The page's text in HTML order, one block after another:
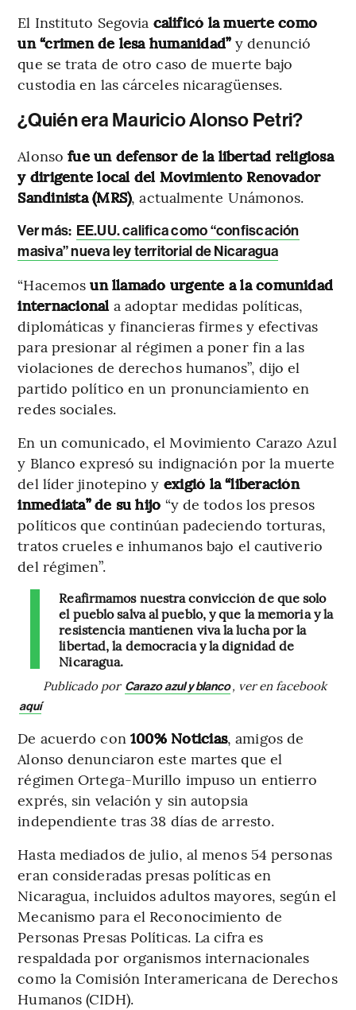
El Instituto Segovia calificó la muerte como
un “crimen de lesa humanidad” y denunció
que se trata de otro caso de muerte bajo
custodia en las cárceles nicaragüenses.
¿Quién era Mauricio Alonso Petri?
Alonso fue un defensor de la libertad religiosa
y dirigente local del Movimiento Renovador
Sandinista (MRS), actualmente Unámonos.
Ver más: EE.UU. califica como “confiscación
masiva” nueva ley territorial de Nicaragua
“Hacemosun llamado urgente a la comunidad
internacional a adoptar medidas políticas,
diplomáticas y financieras firmes y efectivas
para presionar al régimen a poner fin a las
violaciones de derechos humanos”, dijo el
partido político en un pronunciamiento en
redes sociales.
En un comunicado, el Movimiento Carazo Azul
y Blanco expresó su indignación por la muerte
del líder jinotepino y exigió la “liberación
inmediata” de su hijo “y de todos los presos
políticos que continúan padeciendo torturas,
tratos crueles e inhumanos bajo el cautiverio
del régimen”.
Reafirmamos nuestra convicción de que solo
el pueblo salva al pueblo, y que la memoria y la
resistencia mantienen viva la lucha por la
libertad, la democracia y la dignidad de
Nicaragua.
Publicado por Carazo azul y blanco, ver en facebook
aquí
De acuerdo con 100% Noticias, amigos de
Alonso denunciaron este martes que el
régimen Ortega-Murillo impuso un entierro
exprés, sin velación y sin autopsia
independiente tras 38 días de arresto.
Hasta mediados de julio, al menos 54 personas
eran consideradas presas políticas en
Nicaragua, incluidos adultos mayores, según el
Mecanismo para el Reconocimiento de
Personas Presas Políticas. La cifra es
respaldada por organismos internacionales
como la Comisión Interamericana de Derechos
Humanos (CIDH).